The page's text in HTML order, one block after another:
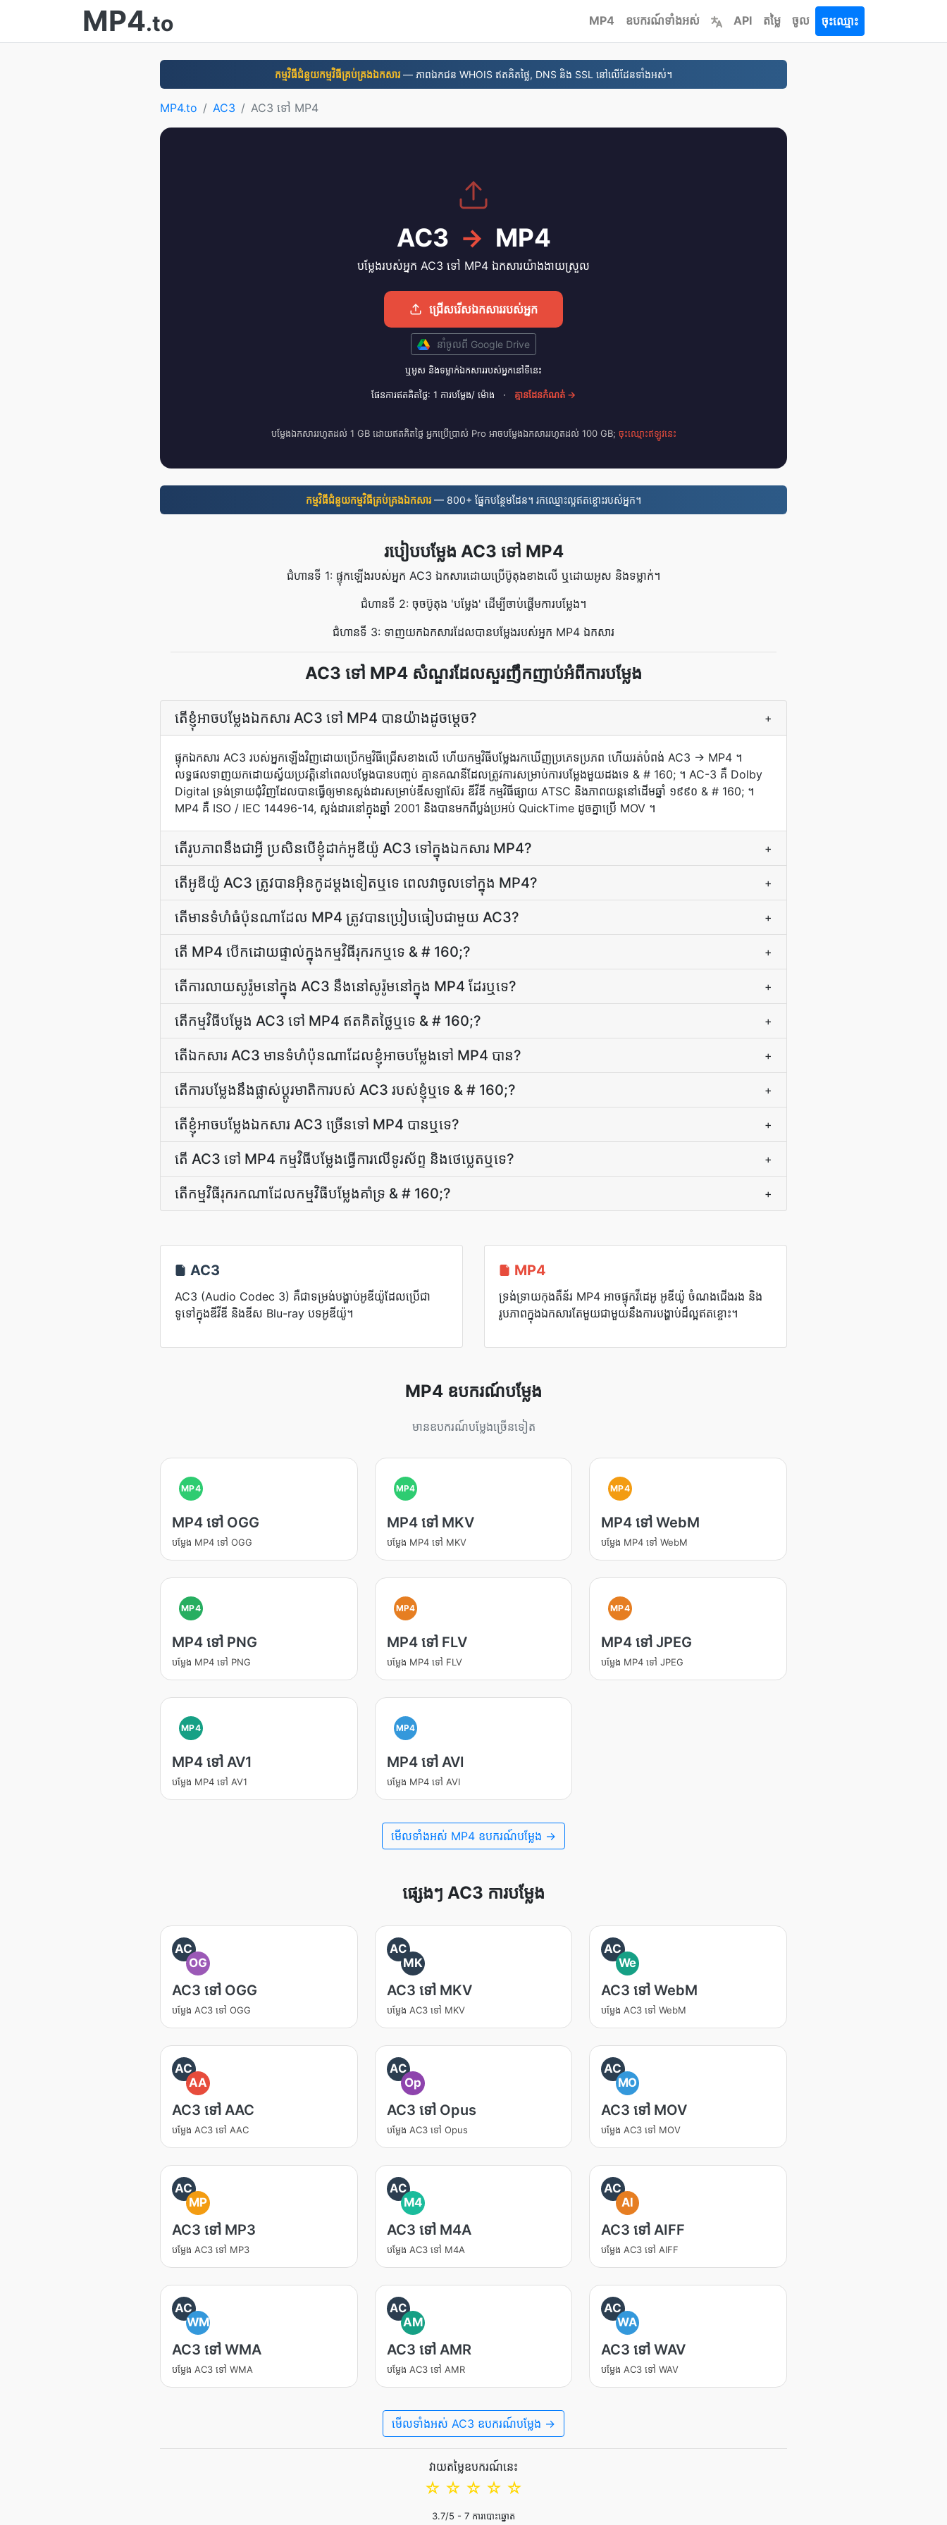
MP4.to MP4 ឧបករណ៍​ទាំងអស់ API តម្លៃ ចូល ចុះឈ្មោះ
កម្មវិធី​ជំនួយ​កម្មវិធី​គ្រប់គ្រង​ឯកសារ— ភាពឯកជន WHOIS ឥតគិតថ្លៃ, DNS និង SSL នៅលើដែនទាំងអស់។
MP4.to AC3 AC3 ទៅ MP4
AC3 → MP4
បម្លែងរបស់អ្នក AC3 ទៅ MP4 ឯកសារយ៉ាងងាយស្រួល
ជ្រើសរើសឯកសាររបស់អ្នក
នាំចូល​ពី Google Drive
ឬ​អូស និង​ទម្លាក់​ឯកសារ​របស់​អ្នក​នៅ​ទីនេះ
ផែនការ​ឥត​គិត​ថ្លៃ: 1 ការ​បម្លែង/ ម៉ោង · គ្មាន​ដែន​កំណត់ →
បម្លែងឯកសាររហូតដល់ 1 GB ដោយឥតគិតថ្លៃ អ្នកប្រើប្រាស់ Pro អាចបម្លែងឯកសាររហូតដល់ 100 GB; ចុះឈ្មោះឥឡូវនេះ
កម្មវិធី​ជំនួយ​កម្មវិធី​គ្រប់គ្រង​ឯកសារ— 800+ ផ្នែកបន្ថែមដែន។ រកឈ្មោះល្អឥតខ្ចោះរបស់អ្នក។
របៀបបម្លែង AC3 ទៅ MP4
ជំហានទី 1: ផ្ទុកឡើងរបស់អ្នក AC3 ឯកសារដោយប្រើប៊ូតុងខាងលើ ឬដោយអូស និងទម្លាក់។
ជំហានទី 2: ចុចប៊ូតុង 'បម្លែង' ដើម្បីចាប់ផ្តើមការបម្លែង។
ជំហានទី 3: ទាញយកឯកសារដែលបានបម្លែងរបស់អ្នក MP4 ឯកសារ
AC3 ទៅ MP4 សំណួរដែលសួរញឹកញាប់អំពីការបម្លែង
តើ​ខ្ញុំ​អាច​បម្លែង​ឯកសារ AC3 ទៅ MP4 បាន​យ៉ាង​ដូចម្តេច? +
ផ្ទុក​ឯកសារ AC3 របស់អ្នក​ឡើង​វិញ​ដោយ​ប្រើ​កម្មវិធី​ជ្រើស​ខាង​លើ ហើយ​កម្មវិធី​បម្លែង​រកឃើញ​ប្រភេទ​ប្រភព ហើយ​រត់​បំពង់ AC3 → MP4 ។
លទ្ធផល​ទាញយក​ដោយ​ស្វ័យប្រវត្តិ​នៅពេល​បម្លែង​បាន​បញ្ចប់​ គ្មាន​គណនី​ដែល​ត្រូវការ​សម្រាប់​ការ​បម្លែង​មួយ​ដង​ទេ & # 160; ។ AC-3 គឺ Dolby
Digital ទ្រង់ទ្រាយ​ជុំវិញ​ដែល​បាន​ធ្វើ​ឲ្យ​មាន​ស្តង់ដារ​សម្រាប់​ឌីស​ឡាស៊ែរ ឌីវីឌី កម្មវិធី​ផ្សាយ ATSC និង​ភាពយន្ត​នៅ​ដើម​ឆ្នាំ ១៩៩០ & # 160; ។
MP4 គឺ ISO / IEC 14496-14, ស្តង់ដារនៅក្នុងឆ្នាំ 2001 និងបានមកពីប្លង់ប្រអប់ QuickTime ដូចគ្នាប្រើ MOV ។
តើ​រូបភាព​នឹង​ជា​អ្វី ប្រសិន​បើ​ខ្ញុំ​ដាក់​អូឌីយ៉ូ AC3 ទៅ​ក្នុង​ឯកសារ MP4? +
តើ​អូឌីយ៉ូ AC3 ត្រូវ​បាន​អ៊ិនកូដ​ម្ដង​ទៀត​ឬ​ទេ ពេល​វា​ចូល​ទៅ​ក្នុង MP4? +
តើ​មាន​ទំហំ​ធំ​ប៉ុនណា​ដែល MP4 ត្រូវ​បាន​ប្រៀបធៀប​ជាមួយ AC3? +
តើ MP4 បើក​ដោយ​ផ្ទាល់​ក្នុង​កម្មវិធី​រុករក​ឬ​ទេ & # 160;? +
តើ​ការ​លាយ​សូរ៉ូម​នៅ​ក្នុង AC3 នឹង​នៅ​សូរ៉ូម​នៅ​ក្នុង MP4 ដែរឬទេ? +
តើ​កម្មវិធី​បម្លែង AC3 ទៅ MP4 ឥតគិតថ្លៃ​ឬ​ទេ & # 160;? +
តើ​ឯកសារ AC3 មាន​ទំហំ​ប៉ុនណា​ដែល​ខ្ញុំ​អាច​បម្លែង​ទៅ MP4 បាន​? +
តើ​ការ​បម្លែង​នឹង​ផ្លាស់ប្ដូរ​មាតិកា​របស់ AC3 របស់​ខ្ញុំ​ឬទេ & # 160;? +
តើ​ខ្ញុំ​អាច​បម្លែង​ឯកសារ AC3 ច្រើន​ទៅ MP4 បាន​ឬ​ទេ? +
តើ AC3 ទៅ MP4 កម្មវិធី​បម្លែង​ធ្វើការ​លើ​ទូរស័ព្ទ និង​ថេប្លេត​ឬ​ទេ? +
តើ​កម្មវិធី​រុករក​ណា​ដែល​កម្មវិធី​បម្លែង​គាំទ្រ & # 160;? +
AC3
AC3 (Audio Codec 3) គឺជាទម្រង់បង្ហាប់អូឌីយ៉ូដែលប្រើជា
ទូទៅក្នុងឌីវីឌី និងឌីស Blu-ray បទអូឌីយ៉ូ។
MP4
ទ្រង់ទ្រាយកុងតឺន័រ MP4 អាចផ្ទុកវីដេអូ អូឌីយ៉ូ ចំណងជើងរង និង
រូបភាពក្នុងឯកសារតែមួយជាមួយនឹងការបង្ហាប់ដ៏ល្អឥតខ្ចោះ។
MP4 ឧបករណ៍បម្លែង
មានឧបករណ៍បម្លែងច្រើនទៀត
MP4
MP4 ទៅ OGG
បម្លែង MP4 ទៅ OGG
MP4
MP4 ទៅ MKV
បម្លែង MP4 ទៅ MKV
MP4
MP4 ទៅ WebM
បម្លែង MP4 ទៅ WebM
MP4
MP4 ទៅ PNG
បម្លែង MP4 ទៅ PNG
MP4
MP4 ទៅ FLV
បម្លែង MP4 ទៅ FLV
MP4
MP4 ទៅ JPEG
បម្លែង MP4 ទៅ JPEG
MP4
MP4 ទៅ AV1
បម្លែង MP4 ទៅ AV1
MP4
MP4 ទៅ AVI
បម្លែង MP4 ទៅ AVI
មើល​ទាំងអស់ MP4 ឧបករណ៍បម្លែង →
ផ្សេងៗ AC3 ការបម្លែង
AC
OG
AC3 ទៅ OGG
បម្លែង AC3 ទៅ OGG
AC
MK
AC3 ទៅ MKV
បម្លែង AC3 ទៅ MKV
AC
We
AC3 ទៅ WebM
បម្លែង AC3 ទៅ WebM
AC
AA
AC3 ទៅ AAC
បម្លែង AC3 ទៅ AAC
AC
Op
AC3 ទៅ Opus
បម្លែង AC3 ទៅ Opus
AC
MO
AC3 ទៅ MOV
បម្លែង AC3 ទៅ MOV
AC
MP
AC3 ទៅ MP3
បម្លែង AC3 ទៅ MP3
AC
M4
AC3 ទៅ M4A
បម្លែង AC3 ទៅ M4A
AC
AI
AC3 ទៅ AIFF
បម្លែង AC3 ទៅ AIFF
AC
WM
AC3 ទៅ WMA
បម្លែង AC3 ទៅ WMA
AC
AM
AC3 ទៅ AMR
បម្លែង AC3 ទៅ AMR
AC
WA
AC3 ទៅ WAV
បម្លែង AC3 ទៅ WAV
មើល​ទាំងអស់ AC3 ឧបករណ៍បម្លែង →
វាយតម្លៃឧបករណ៍នេះ
☆
☆
☆
☆
☆
3.7/5 - 7 ការបោះឆ្នោត